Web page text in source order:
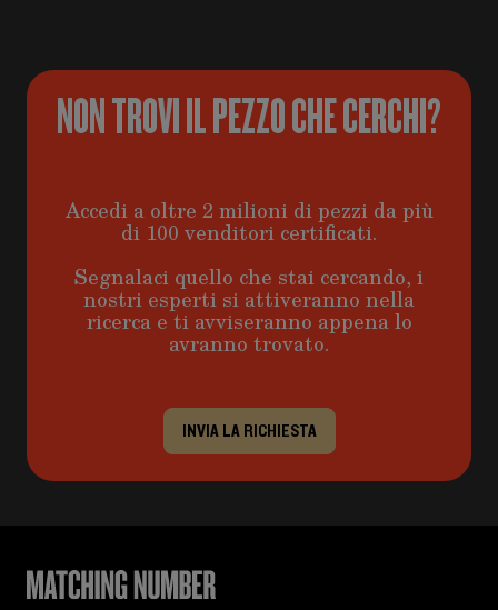
NON TROVI IL PEZZO CHE CERCHI?
Accedi a oltre 2 milioni di pezzi da più
di 100 venditori certificati.
Segnalaci quello che stai cercando, i
nostri esperti si attiveranno nella
ricerca e ti avviseranno appena lo
avranno trovato.
INVIA LA RICHIESTA